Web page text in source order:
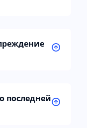
последней